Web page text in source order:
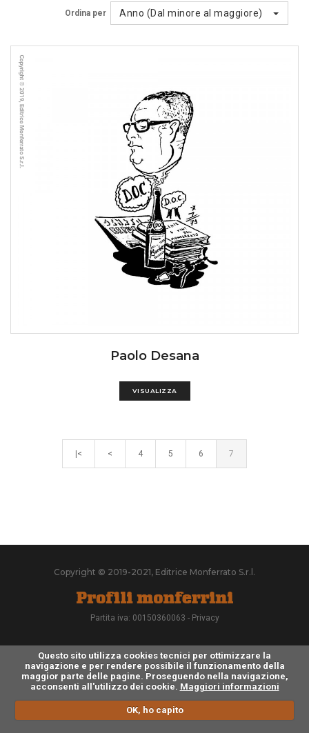
Ordina per
Anno (Dal minore al maggiore)
Paolo Desana
VISUALIZZA
|< < 4 5 6 7
Copyright © 2019-2021, Editrice Monferrato S.r.l.
Partita iva: 00150360063 - Privacy
Questo sito utilizza cookies tecnici per ottimizzare la
navigazione e per rendere possibile il funzionamento della
maggior parte delle pagine. Proseguendo nella navigazione,
acconsenti all'utilizzo dei cookie. Maggiori informazioni
OK, ho capito